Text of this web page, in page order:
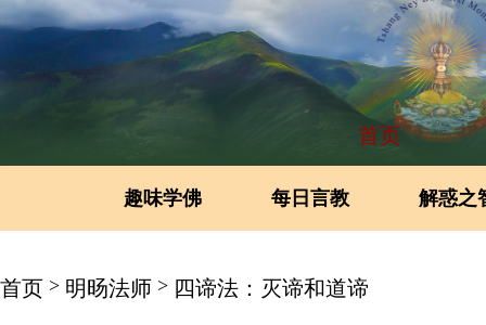
首页
趣味学佛 每日言教 解惑之
首页 > 明旸法师 > 四谛法：灭谛和道谛